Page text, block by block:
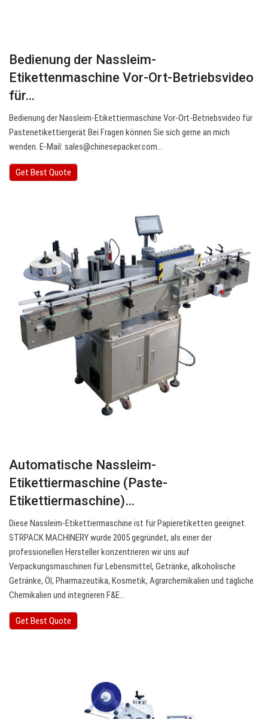
Bedienung der Nassleim-
Etikettenmaschine Vor-Ort-Betriebsvideo
für…
Bedienung der Nassleim-Etikettiermaschine Vor-Ort-Betriebsvideo für
Pastenetikettiergerät Bei Fragen können Sie sich gerne an mich
wenden. E-Mail: sales@chinesepacker.com…
Get Best Quote
Automatische Nassleim-
Etikettiermaschine (Paste-
Etikettiermaschine)…
Diese Nassleim-Etikettiermaschine ist für Papieretiketten geeignet.
STRPACK MACHINERY wurde 2005 gegründet, als einer der
professionellen Hersteller konzentrieren wir uns auf
Verpackungsmaschinen für Lebensmittel, Getränke, alkoholische
Getränke, Öl, Pharmazeutika, Kosmetik, Agrarchemikalien und tägliche
Chemikalien und integrieren F&E…
Get Best Quote